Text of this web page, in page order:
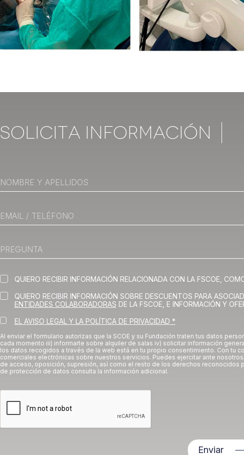
Solicita Información
QUIERO RECIBIR INFORMACIÓN RELACIONADA CON LA FSCOE,
QUIERO RECIBIR INFORMACIÓN SOBRE DESCUENTOS PARA
ENTIDADES COLABORADORAS DE LA FSCOE, E INFORMACIÓN Y
EL AVISO LEGAL Y LA POLÍTICA DE PRIVACIDAD *
Al enviar el formulario autorizas que la SCOE y su Fundación traten tus datos
cada momento iii) informarte sobre alquiler de salas iv) solicitar información
los datos recogidos a través de la web está en tu propio consentimiento. Con tu
comerciales electrónicas sobre nuestros servicios. Puedes ejercitar ante
de acceso, oposición, supresión, así como el resto de los derechos reconocidos
de protección de datos consulta la información adicional.
Enviar